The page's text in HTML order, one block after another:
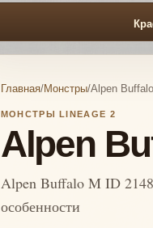
Главная/Монстры/Alpen
МОНСТРЫ LINEAGE 2
Alpen
Alpen Buffalo M ID
особенности